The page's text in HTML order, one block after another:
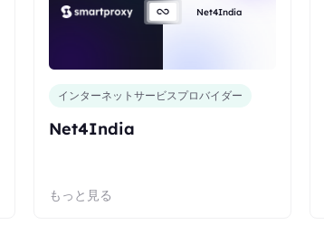
Net4India
インターネットサービスプロバイダー
Net4India
もっと見る